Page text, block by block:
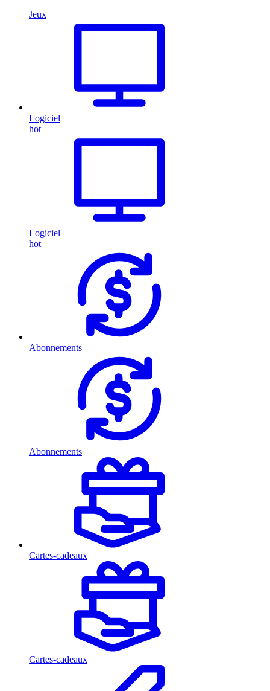
Jeux
Logiciel
hot
Logiciel
hot
Abonnements
Abonnements
Cartes-cadeaux
Cartes-cadeaux